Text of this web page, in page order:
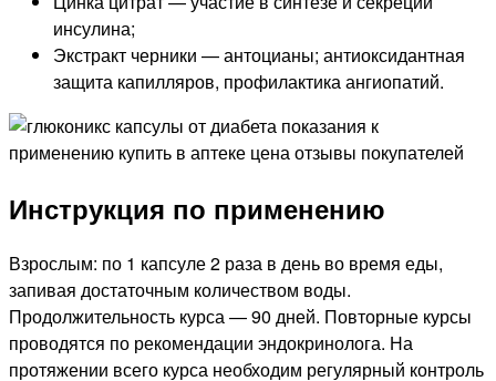
инсулина;
Экстракт черники — антоцианы; антиоксидантная
защита капилляров, профилактика ангиопатий.
Инструкция по применению
Взрослым: по 1 капсуле 2 раза в день во время еды,
запивая достаточным количеством воды.
Продолжительность курса — 90 дней. Повторные курсы
проводятся по рекомендации эндокринолога. На
протяжении всего курса необходим регулярный контроль